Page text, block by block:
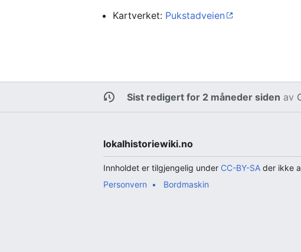
Kartverket: Pukstadveien
Sist redigert for 2 måneder siden av
lokalhistoriewiki.no
Innholdet er tilgjengelig under CC-BY-SA der ikke
Personvern
Bordmaskin